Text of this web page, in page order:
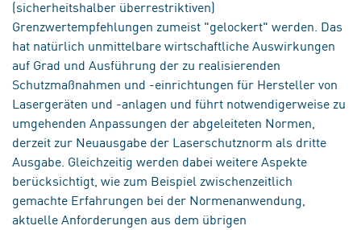
(sicherheitshalber überrestriktiven)
Grenzwertempfehlungen zumeist "gelockert" werden. Das
hat natürlich unmittelbare wirtschaftliche Auswirkungen
auf Grad und Ausführung der zu realisierenden
Schutzmaßnahmen und -einrichtungen für Hersteller von
Lasergeräten und -anlagen und führt notwendigerweise zu
umgehenden Anpassungen der abgeleiteten Normen,
derzeit zur Neuausgabe der Laserschutznorm als dritte
Ausgabe. Gleichzeitig werden dabei weitere Aspekte
berücksichtigt, wie zum Beispiel zwischenzeitlich
gemachte Erfahrungen bei der Normenanwendung,
aktuelle Anforderungen aus dem übrigen